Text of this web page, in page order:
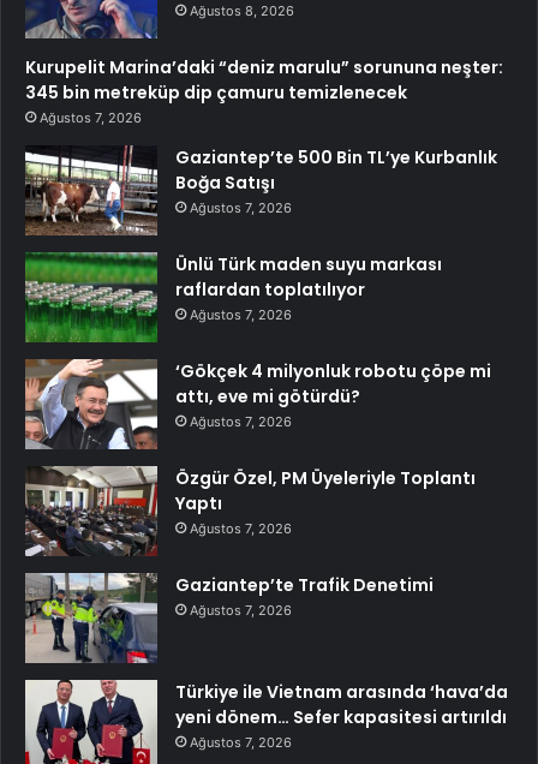
Ağustos 8, 2026
Kurupelit Marina’daki “deniz marulu” sorununa neşter:
345 bin metreküp dip çamuru temizlenecek
Ağustos 7, 2026
Gaziantep’te 500 Bin TL’ye Kurbanlık
Boğa Satışı
Ağustos 7, 2026
Ünlü Türk maden suyu markası
raflardan toplatılıyor
Ağustos 7, 2026
‘Gökçek 4 milyonluk robotu çöpe mi
attı, eve mi götürdü?
Ağustos 7, 2026
Özgür Özel, PM Üyeleriyle Toplantı
Yaptı
Ağustos 7, 2026
Gaziantep’te Trafik Denetimi
Ağustos 7, 2026
Türkiye ile Vietnam arasında ‘hava’da
yeni dönem… Sefer kapasitesi artırıldı
Ağustos 7, 2026